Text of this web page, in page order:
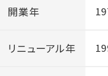
開業年
リニューアル年